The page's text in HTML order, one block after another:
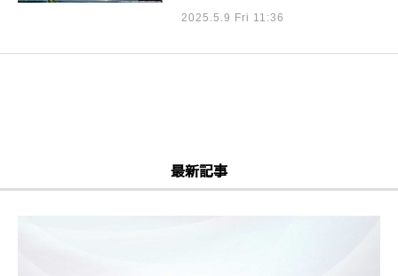
2025.5.9 Fri 11:36
最新記事